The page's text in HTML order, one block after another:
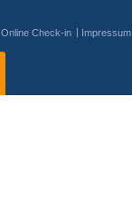
Online Check-in Impressum